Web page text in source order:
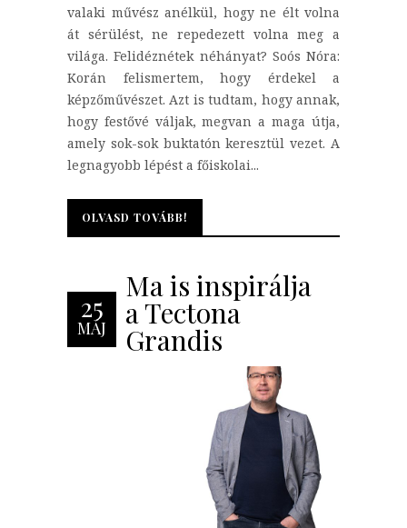
valaki művész anélkül, hogy ne élt volna
át sérülést, ne repedezett volna meg a
világa. Felidéznétek néhányat? Soós Nóra:
Korán felismertem, hogy érdekel a
képzőművészet. Azt is tudtam, hogy annak,
hogy festővé váljak, megvan a maga útja,
amely sok-sok buktatón keresztül vezet. A
legnagyobb lépést a főiskolai...
OLVASD TOVÁBB!
OLVASD TOVÁBB!
25
MÁJ
Ma is inspirálja
a Tectona
Grandis